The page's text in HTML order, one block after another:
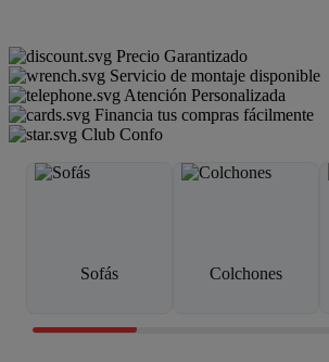
Precio Garantizado
Servicio de montaje disponible
Atención Personalizada
Financia tus compras fácilmente
Club Confo
Sofás Colchones